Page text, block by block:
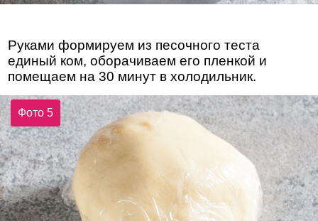
Руками формируем из песочного теста
единый ком, оборачиваем его пленкой и
помещаем на 30 минут в холодильник.
Фото 5